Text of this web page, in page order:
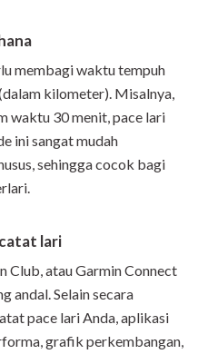
membagi waktu tempuh
kilometer). Misalnya,
waktu 30 menit, pace lari
ini sangat mudah
sehingga cocok bagi
lari
Club, atau Garmin Connect
andal. Selain secara
pace lari Anda, aplikasi
grafik perkembangan,